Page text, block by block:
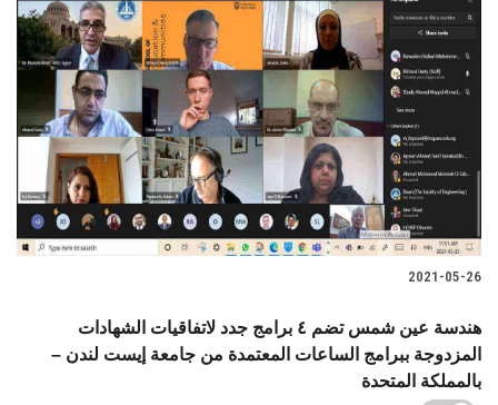
2021-05-26
هندسة عين شمس تضم ٤ برامج جدد لاتفاقيات الشهادات
المزدوجة ببرامج الساعات المعتمدة من جامعة إيست لندن –
بالمملكة المتحدة